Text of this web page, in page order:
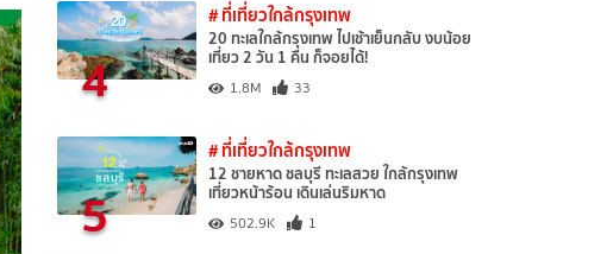
4
# ที่เที่ยวใกล้กรุงเทพ
20 ทะเลใกล้กรุงเทพ ไปเช้าเย็นกลับ งบน้อย
เที่ยว 2 วัน 1 คืน ก็จอยได้!
1.8M 33
5
# ที่เที่ยวใกล้กรุงเทพ
12 ชายหาด ชลบุรี ทะเลสวย ใกล้กรุงเทพ
เที่ยวหน้าร้อน เดินเล่นริมหาด
502.9K 1